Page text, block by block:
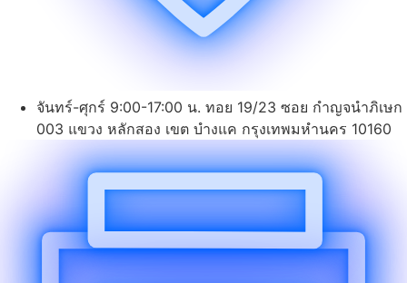
จันทร์-ศุกร์ 9:00-17:00 น. ทอย 19/23 ซอย กำญจนำภิเษก
003 แขวง หลักสอง เขต บำงแค กรุงเทพมหำนคร 10160